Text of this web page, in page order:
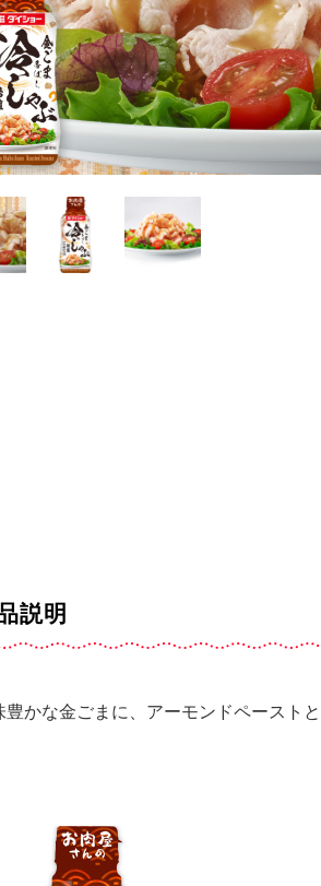
説明
豊かな金ごまに、アーモンドペースト